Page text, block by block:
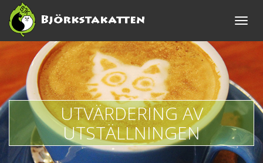
Toggle
UTVÄRDERING AV
UTSTÄLLNINGEN